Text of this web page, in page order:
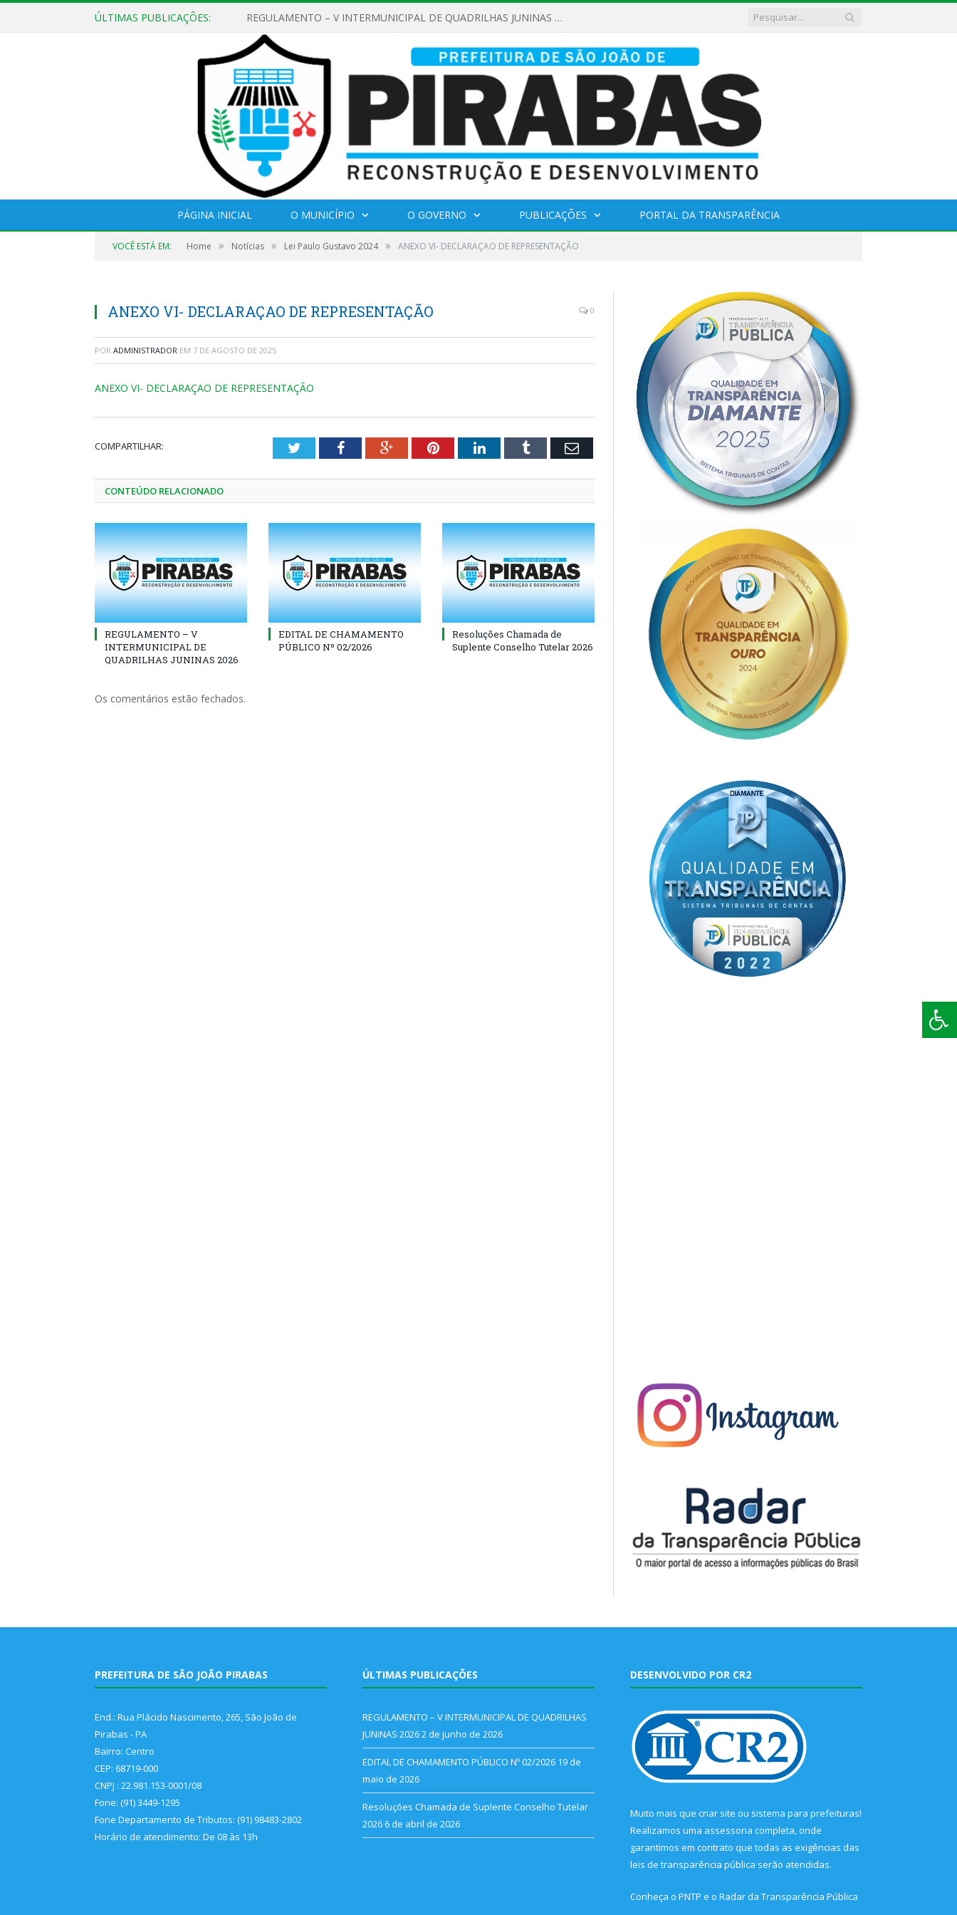
ÚLTIMAS PUBLICAÇÕES: REGULAMENTO – V INTERMUNICIPAL DE QUADRILHAS JUNINAS 2026
PÁGINA INICIAL O MUNICÍPIO O GOVERNO PUBLICAÇÕES PORTAL DA TRANSPARÊNCIA
VOCÊ ESTÁ EM: Home » Notícias » Lei Paulo Gustavo 2024 » ANEXO VI- DECLARAÇAO DE REPRESENTAÇÃO
ANEXO VI- DECLARAÇAO DE REPRESENTAÇÃO 0
POR ADMINISTRADOR EM 7 DE AGOSTO DE 2025
ANEXO VI- DECLARAÇAO DE REPRESENTAÇÃO
COMPARTILHAR: TwitterFacebookGoogle+PinterestLinkedInTumblr Email
CONTEÚDO RELACIONADO
REGULAMENTO – V
INTERMUNICIPAL DE
QUADRILHAS JUNINAS 2026
EDITAL DE CHAMAMENTO
PÚBLICO Nº 02/2026
Resoluções Chamada de
Suplente Conselho Tutelar 2026
Os comentários estão fechados.
PREFEITURA DE SÃO JOÃO PIRABAS
End.: Rua Plácido Nascimento, 265, São João de
Pirabas - PA
Bairro: Centro
CEP: 68719-000
CNPJ : 22.981.153-0001/08
Fone: (91) 3449-1295
Fone Departamento de Tributos: (91) 98483-2802
Horário de atendimento: De 08 às 13h
ÚLTIMAS PUBLICAÇÕES
REGULAMENTO – V INTERMUNICIPAL DE QUADRILHAS
JUNINAS 20262 de junho de 2026
EDITAL DE CHAMAMENTO PÚBLICO Nº 02/2026 19 de
maio de 2026
Resoluções Chamada de Suplente Conselho Tutelar
2026 6 de abril de 2026
DESENVOLVIDO POR CR2
Muito mais que criar site ou sistema para prefeituras!
Realizamos uma assessoria completa, onde
garantimos em contrato que todas as exigências das
leis de transparência pública serão atendidas.
Conheça o PNTP e o Radar da Transparência Pública